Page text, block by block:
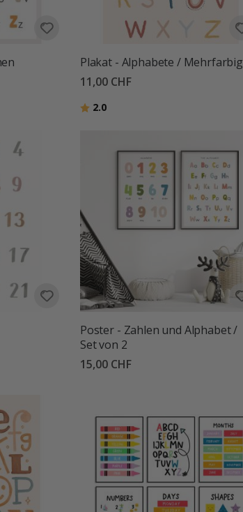
Plakat - Alphabete / Mehrfarbig
11,00 CHF
Bewertung:
2.0von 5 Sternen
Poster - Zahlen und Alphabet /
Set von 2
15,00 CHF